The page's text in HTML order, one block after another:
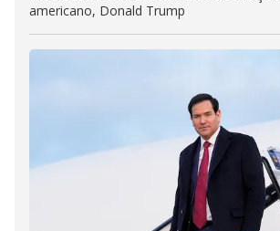
americano, Donald Trump